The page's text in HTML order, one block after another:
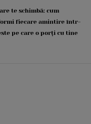
te schimbă: cum
fiecare amintire într-
pe care o porți cu tine